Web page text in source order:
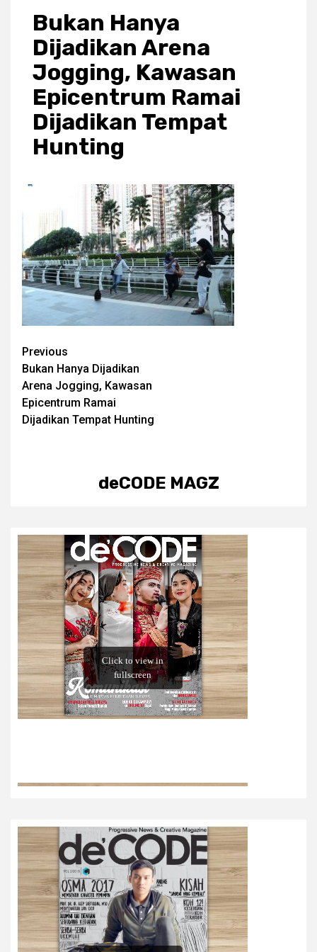
Bukan Hanya
Dijadikan Arena
Jogging, Kawasan
Epicentrum Ramai
Dijadikan Tempat
Hunting
Post
navigation
Previous
Bukan Hanya Dijadikan
Arena Jogging, Kawasan
Epicentrum Ramai
Dijadikan Tempat Hunting
deCODE MAGZ